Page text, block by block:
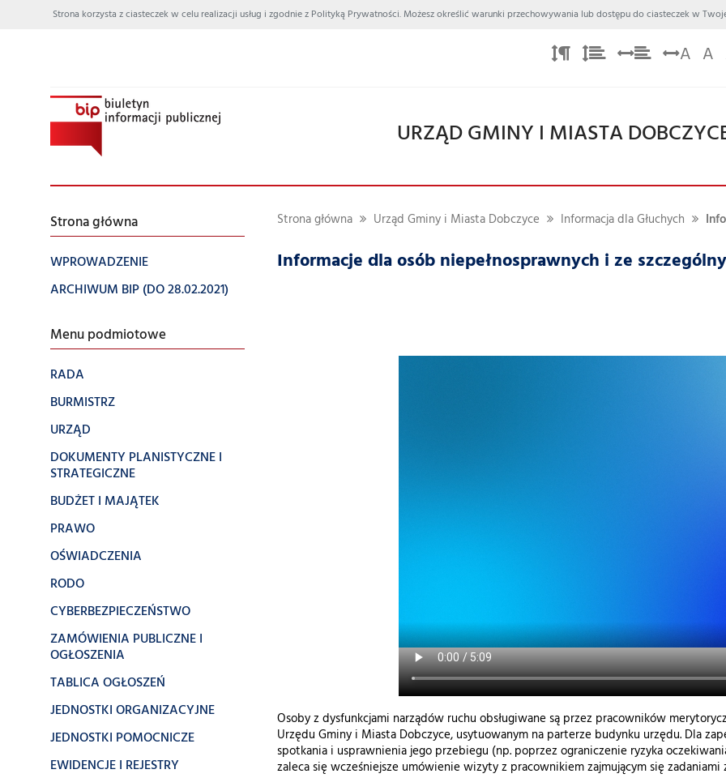
Strona korzysta z ciasteczek w celu realizacji usług i zgodnie z Polityką Prywatności. Możesz określić warunki przechowywania lub dostępu do ciasteczek w
A A
URZĄD GMINY I MIASTA
Strona główna
WPROWADZENIE
ARCHIWUM BIP (DO 28.02.2021)
Menu podmiotowe
RADA
BURMISTRZ
URZĄD
DOKUMENTY PLANISTYCZNE I
STRATEGICZNE
BUDŻET I MAJĄTEK
PRAWO
OŚWIADCZENIA
RODO
CYBERBEZPIECZEŃSTWO
ZAMÓWIENIA PUBLICZNE I
OGŁOSZENIA
TABLICA OGŁOSZEŃ
JEDNOSTKI ORGANIZACYJNE
JEDNOSTKI POMOCNICZE
EWIDENCJE I REJESTRY
Strona główna Urząd Gminy i Miasta Dobczyce Informacja dla Głuchych
Informacje dla osób niepełnosprawnych i ze
Osoby z dysfunkcjami narządów ruchu obsługiwane są przez pracowników
Urzędu Gminy i Miasta Dobczyce, usytuowanym na parterze budynku urzędu. Dla
spotkania i usprawnienia jego przebiegu (np. poprzez ograniczenie ryzyka
zaleca się wcześniejsze umówienie wizyty z pracownikiem zajmującym się zadaniami